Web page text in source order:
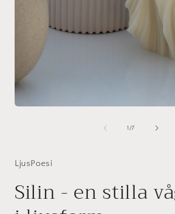
1 /av
7
LjusPoesi
Silin - en stilla